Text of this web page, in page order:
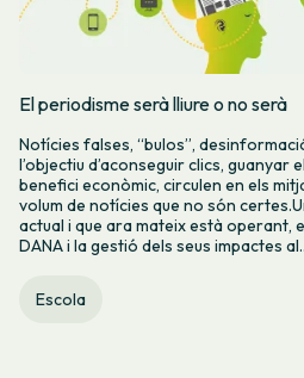
El periodisme serà lliure o no serà
Notícies falses, “bulos”,
l’objectiu d’aconseguir clics, guanyar
benefici econòmic, circulen en els
volum de notícies que no són
actual i que ara mateix està operant,
DANA i la gestió dels seus impactes
Escola